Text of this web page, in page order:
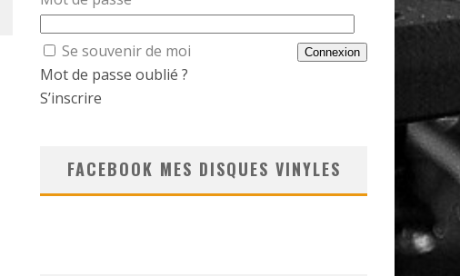
Se souvenir de moi
Mot de passe oublié ?
S’inscrire
FACEBOOK MES DISQUES VINYLES